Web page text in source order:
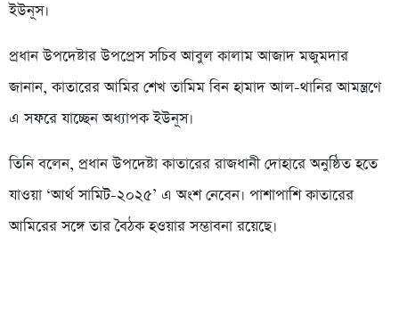
ইউনূস।
প্রধান উপদেষ্টার উপপ্রেস সচিব আবুল কালাম আজাদ মজুমদার
জানান, কাতারের আমির শেখ তামিম বিন হামাদ আল-থানির আমন্ত্রণে
এ সফরে যাচ্ছেন অধ্যাপক ইউনূস।
তিনি বলেন, প্রধান উপদেষ্টা কাতারের রাজধানী দোহারে অনুষ্ঠিত হতে
যাওয়া ‘আর্থ সামিট-২০২৫’ এ অংশ নেবেন। পাশাপাশি কাতারের
আমিরের সঙ্গে তার বৈঠক হওয়ার সম্ভাবনা রয়েছে।